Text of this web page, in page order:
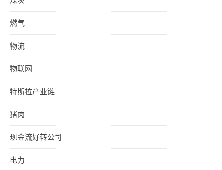
燃气
物流
物联网
特斯拉产业链
猪肉
现金流好转公司
电力